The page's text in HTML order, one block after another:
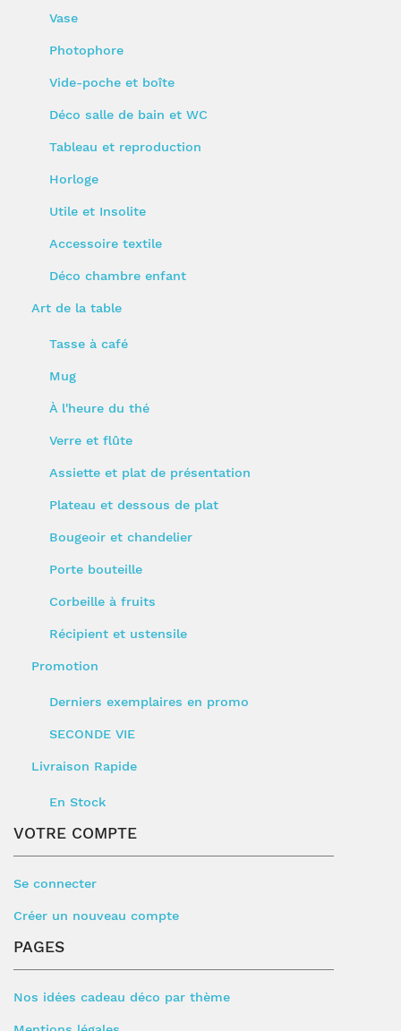
Vase
Photophore
Vide-poche et boîte
Déco salle de bain et WC
Tableau et reproduction
Horloge
Utile et Insolite
Accessoire textile
Déco chambre enfant
Art de la table
Tasse à café
Mug
À l'heure du thé
Verre et flûte
Assiette et plat de présentation
Plateau et dessous de plat
Bougeoir et chandelier
Porte bouteille
Corbeille à fruits
Récipient et ustensile
Promotion
Derniers exemplaires en promo
SECONDE VIE
Livraison Rapide
En Stock
VOTRE COMPTE
Se connecter
Créer un nouveau compte
PAGES
Nos idées cadeau déco par thème